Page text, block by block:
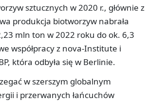
sztucznych w 2020 r., głównie z
produkcja biotworzyw nabrała
mln ton w 2022 roku do ok. 6,3
współpracy z nova-Institute i
która odbyła się w Berlinie.
w szerszym globalnym
i przerwanych łańcuchów